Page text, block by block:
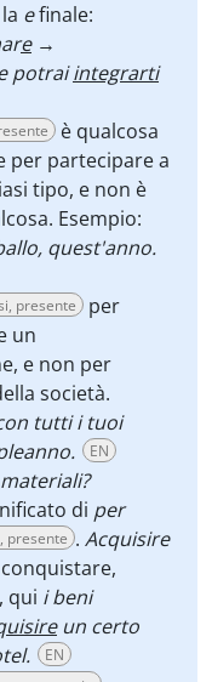
efinale:
e→
potraiintegrarti
è qualcosa
per partecipare a
tipo, e non è
Esempio:
quest'anno.
presente
per
un
e non per
società.
tutti i tuoi
EN
di per
presente . Acquisire
qui i beni
un certo
EN